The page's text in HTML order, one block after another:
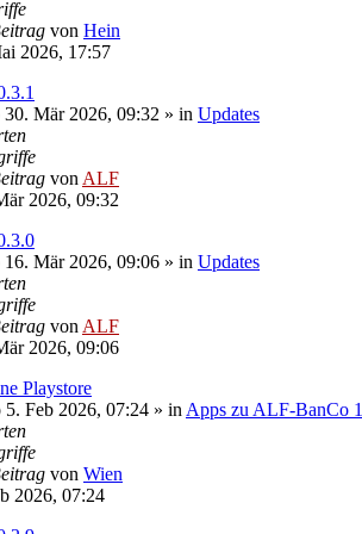
von Hein
2026, 17:57
Mär 2026, 09:32 » in Updates
von ALF
2026, 09:32
Mär 2026, 09:06 » in Updates
von ALF
2026, 09:06
Playstore
5. Feb 2026, 07:24 » in Apps zu ALF-BanCo
von Wien
2026, 07:24